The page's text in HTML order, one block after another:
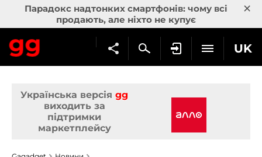
Парадокс надтонких смартфонів: чому всі
продають, але ніхто не купує
×
UK
Українська версія gg
виходить за
підтримки
маркетплейсу